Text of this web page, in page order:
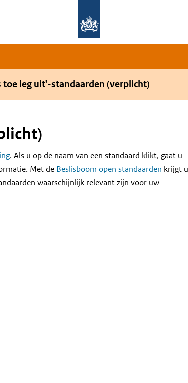
toe leg uit'-standaarden (verplicht)
. Als u op de naam van een standaard klikt, gaat u
Met de Beslisboom open standaarden krijgt u
waarschijnlijk relevant zijn voor uw